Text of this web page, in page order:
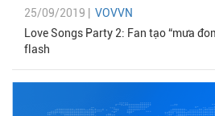
25/09/2019 | VOVVN
Love Songs Party 2: Fan tạo “mưa
flash